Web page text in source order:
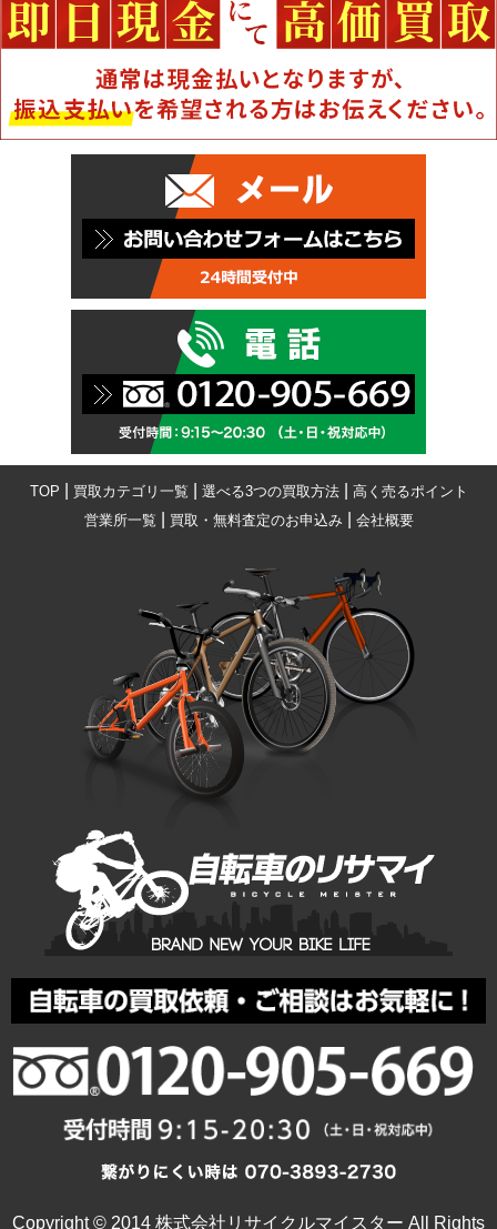
TOP 買取カテゴリ一覧 選べる3つの買取方法| 高く売るポイント
営業所一覧
買取・無料査定のお申込み| 会社概要
Copyright © 2014 株式会社リサイクルマイスター All Rights